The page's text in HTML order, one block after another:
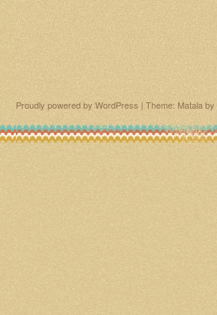
Proudly powered by WordPress | Theme: Matala by